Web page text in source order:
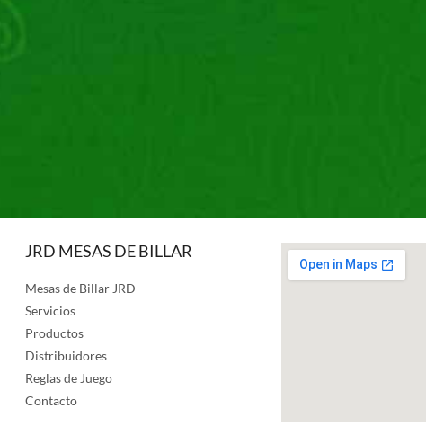
JRD MESAS DE BILLAR
Mesas de Billar JRD
Servicios
Productos
Distribuidores
Reglas de Juego
Contacto